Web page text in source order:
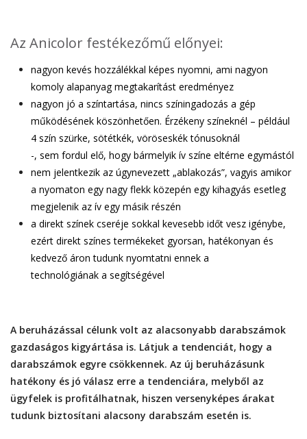
Az Anicolor festékezőmű előnyei:
nagyon kevés hozzálékkal képes nyomni, ami nagyon
komoly alapanyag megtakarítást eredményez
nagyon jó a színtartása, nincs színingadozás a gép
működésének köszönhetően. Érzékeny színeknél – például
4 szín szürke, sötétkék, vöröseskék tónusoknál
-, sem fordul elő, hogy bármelyik ív színe eltérne egymástól
nem jelentkezik az úgynevezett „ablakozás”, vagyis amikor
a nyomaton egy nagy flekk közepén egy kihagyás esetleg
megjelenik az ív egy másik részén
a direkt színek cseréje sokkal kevesebb időt vesz igénybe,
ezért direkt színes termékeket gyorsan, hatékonyan és
kedvező áron tudunk nyomtatni ennek a
technológiának a segítségével
A beruházással célunk volt az alacsonyabb darabszámok
gazdaságos kigyártása is. Látjuk a tendenciát, hogy a
darabszámok egyre csökkennek. Az új beruházásunk
hatékony és jó válasz erre a tendenciára, melyből az
ügyfelek is profitálhatnak, hiszen versenyképes árakat
tudunk biztosítani alacsony darabszám esetén is.